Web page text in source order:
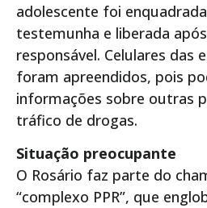
adolescente foi
testemunha e liberada
responsável. Celulares das
foram apreendidos, pois
informações sobre outras
tráfico de drogas.
Situação preocupante
O Rosário faz parte do
“complexo PPR”, que